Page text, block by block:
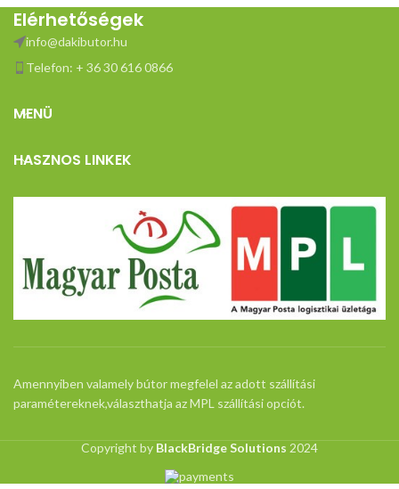
Elérhetőségek
info@dakibutor.hu
Telefon: + 36 30 616 0866
MENÜ
HASZNOS LINKEK
Amennyiben valamely bútor megfelel az adott szállítási
paramétereknek,választhatja az MPL szállítási opciót.
Copyright by BlackBridge Solutions 2024